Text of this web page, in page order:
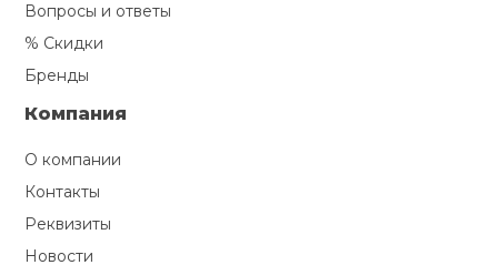
Вопросы и ответы
% Скидки
Бренды
Компания
О компании
Контакты
Реквизиты
Новости